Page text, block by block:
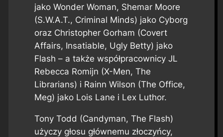
jako Wonder Woman, Shemar Moore
(S.W.A.T., Criminal Minds) jako Cyborg
oraz Christopher Gorham (Covert
Affairs, Insatiable, Ugly Betty) jako
Flash – a także współpracownicy JL
Rebecca Romijn (X-Men, The
Librarians) i Rainn Wilson (The Office,
Meg) jako Lois Lane i Lex Luthor.
Tony Todd (Candyman, The Flash)
użyczy głosu głównemu złoczyńcy,